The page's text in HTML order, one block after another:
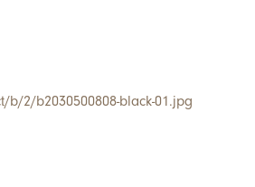
2/b2030500808-black-01.jpg